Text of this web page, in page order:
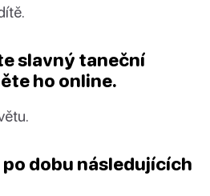
slavný taneční
ho online.
dobu následujících